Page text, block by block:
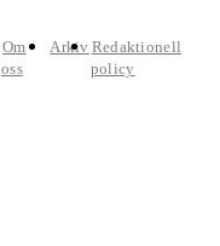
Om
oss
Arkiv Redaktionell
policy